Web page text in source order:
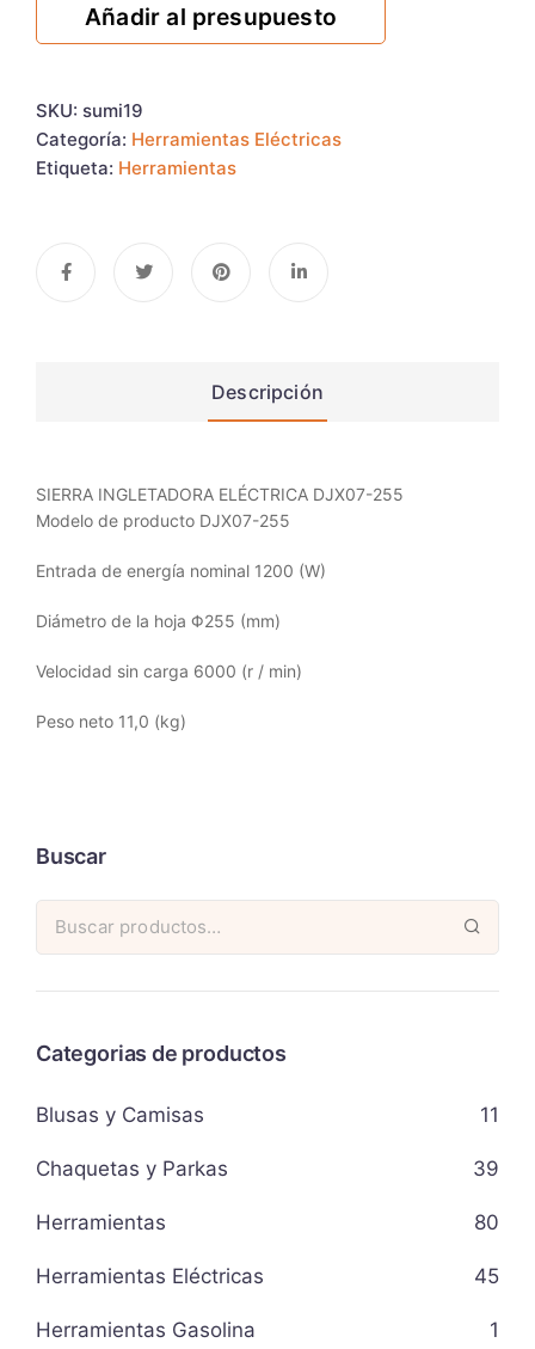
Añadir al presupuesto
SKU: sumi19
Categoría: Herramientas Eléctricas
Etiqueta: Herramientas
Descripción
SIERRA INGLETADORA ELÉCTRICA DJX07-255
Modelo de producto DJX07-255
Entrada de energía nominal 1200 (W)
Diámetro de la hoja Φ255 (mm)
Velocidad sin carga 6000 (r / min)
Peso neto 11,0 (kg)
Buscar
Categorias de productos
Blusas y Camisas 11
Chaquetas y Parkas 39
Herramientas 80
Herramientas Eléctricas 45
Herramientas Gasolina 1